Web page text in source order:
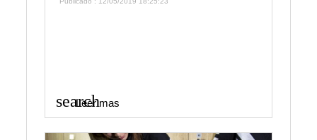
search
Leer mas